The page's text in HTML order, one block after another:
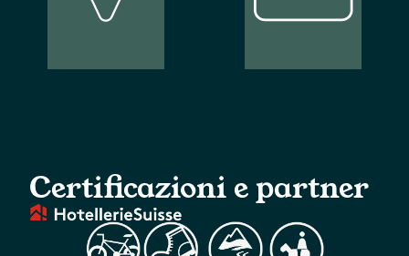
Certificazioni e partner